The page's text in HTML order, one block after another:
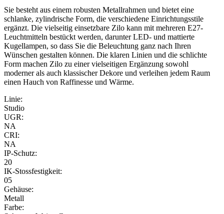
Sie besteht aus einem robusten Metallrahmen und bietet eine
schlanke, zylindrische Form, die verschiedene Einrichtungsstile
ergänzt. Die vielseitig einsetzbare Zilo kann mit mehreren E27-
Leuchtmitteln bestückt werden, darunter LED- und mattierte
Kugellampen, so dass Sie die Beleuchtung ganz nach Ihren
Wünschen gestalten können. Die klaren Linien und die schlichte
Form machen Zilo zu einer vielseitigen Ergänzung sowohl
moderner als auch klassischer Dekore und verleihen jedem Raum
einen Hauch von Raffinesse und Wärme.
Linie:
Studio
UGR:
NA
CRI:
NA
IP-Schutz:
20
IK-Stossfestigkeit:
05
Gehäuse:
Metall
Farbe: